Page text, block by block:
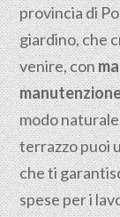
provincia di
giardino, che
venire, con
modo
terrazzo puoi
che ti
spese per i